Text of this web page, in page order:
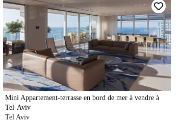
Mini Appartement-terrasse en bord de mer à vendre à
Tel-Aviv
Tel Aviv